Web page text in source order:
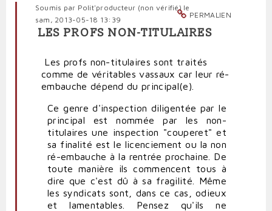
PERMALIEN
Soumis par Polit'producteur (non vérifié) le
sam, 2013-05-18 13:39
LES PROFS NON-TITULAIRES
Les profs non-titulaires sont traités
comme de véritables vassaux car leur ré-
embauche dépend du principal(e).
Ce genre d'inspection diligentée par le
principal est nommée par les non-
titulaires une inspection "couperet" et
sa finalité est le licenciement ou la non
ré-embauche à la rentrée prochaine. De
toute manière ils commencent tous à
dire que c'est dû à sa fragilité. Même
les syndicats sont, dans ce cas, odieux
et lamentables. Pensez qu'ils ne